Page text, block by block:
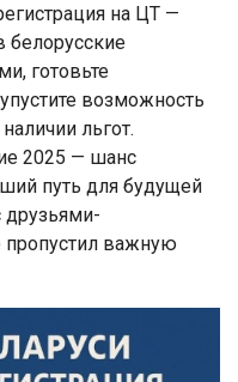
на ЦТ —
белорусские
готовьте
возможность
льгот.
2025 — шанс
путь для будущей
друзьями-
пропустил важную